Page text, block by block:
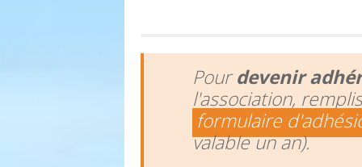
Pourdevenir
l'association,
formulaire
valable un an).